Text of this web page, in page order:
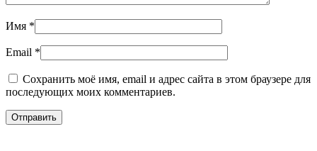
Имя *
Email *
Сохранить моё имя, email и адрес сайта в этом браузере для
последующих моих комментариев.